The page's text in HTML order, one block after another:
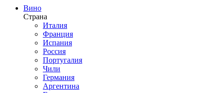
Вино
Страна
Италия
Франция
Испания
Россия
Португалия
Чили
Германия
Аргентина